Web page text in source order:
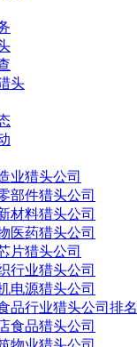
头
业猎头公司
部件猎头公司
材料猎头公司
医药猎头公司
片猎头公司
行业猎头公司
电源猎头公司
品行业猎头公司排名
食品猎头公司